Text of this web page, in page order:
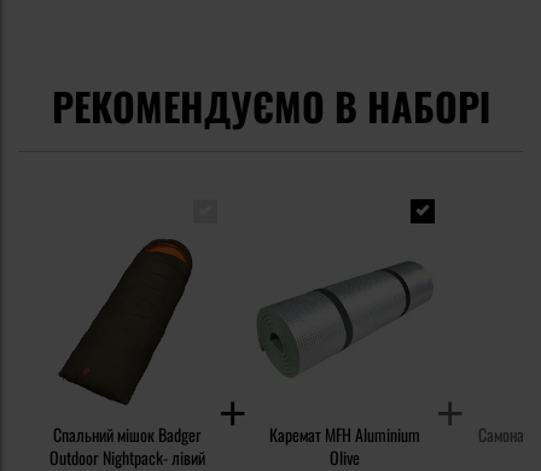
РЕКОМЕНДУЄМО В НАБОРІ
Спальний мішок Badger
Outdoor Nightpack- лівий
Каремат MFH Aluminium
Olive